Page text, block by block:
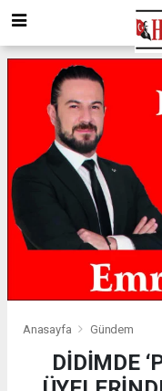
Anasayfa Gündem
DİDİMDE